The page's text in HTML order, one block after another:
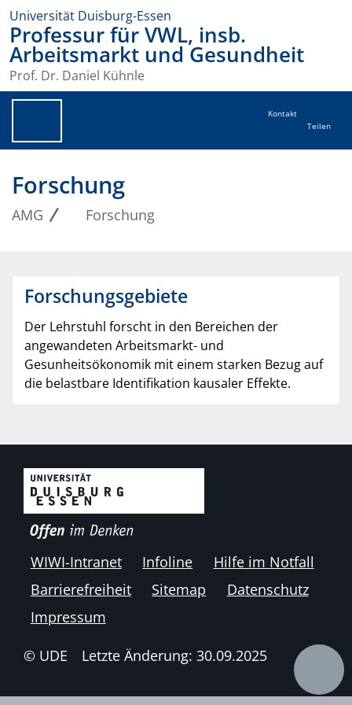
Universität Duisburg-Essen
Professur für VWL, insb.
Arbeitsmarkt und Gesundheit
Prof. Dr. Daniel Kühnle
Kontakt
Teilen
Forschung
AMG Forschung
Forschungsgebiete
Der Lehrstuhl forscht in den Bereichen der
angewandeten Arbeitsmarkt- und
Gesunheitsökonomik mit einem starken Bezug auf
die belastbare Identifikation kausaler Effekte.
WIWI-Intranet Infoline
Hilfe im Notfall
Barrierefreiheit
Sitemap
Datenschutz
Impressum
© UDE Letzte Änderung: 30.09.2025